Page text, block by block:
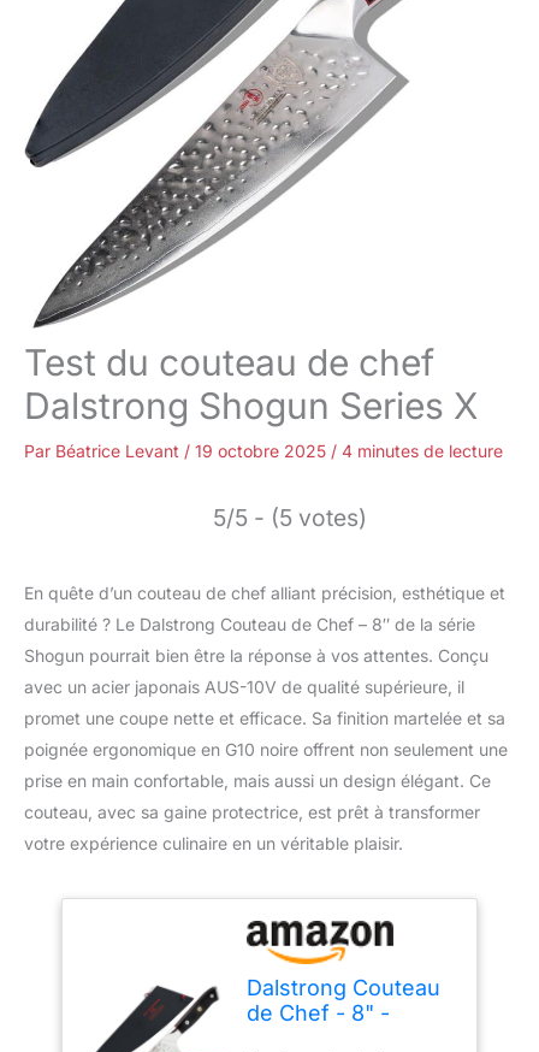
Test du couteau de chef
Dalstrong Shogun Series X
Par Béatrice Levant / 19 octobre 2025 / 4 minutes de lecture
5/5 - (5 votes)
En quête d’un couteau de chef alliant précision, esthétique et
durabilité ? Le Dalstrong Couteau de Chef – 8″ de la série
Shogun pourrait bien être la réponse à vos attentes. Conçu
avec un acier japonais AUS-10V de qualité supérieure, il
promet une coupe nette et efficace. Sa finition martelée et sa
poignée ergonomique en G10 noire offrent non seulement une
prise en main confortable, mais aussi un design élégant. Ce
couteau, avec sa gaine protectrice, est prêt à transformer
votre expérience culinaire en un véritable plaisir.
Dalstrong Couteau
de Chef - 8" -